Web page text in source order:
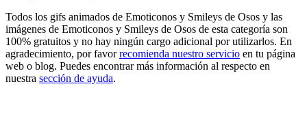
Todos los gifs animados de Emoticonos y Smileys de Osos y las
imágenes de Emoticonos y Smileys de Osos de esta categoría son
100% gratuitos y no hay ningún cargo adicional por utilizarlos. En
agradecimiento, por favorrecomienda nuestro servicio en tu página
web o blog. Puedes encontrar más información al respecto en
nuestra sección de ayuda.